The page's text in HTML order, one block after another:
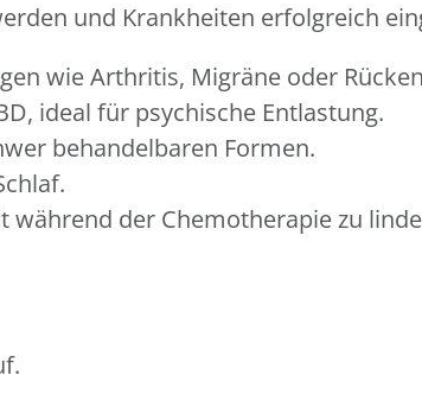
und Krankheiten erfolgreich
wie Arthritis, Migräne oder
ideal für psychische Entlastung.
behandelbaren Formen.
der Chemotherapie zu